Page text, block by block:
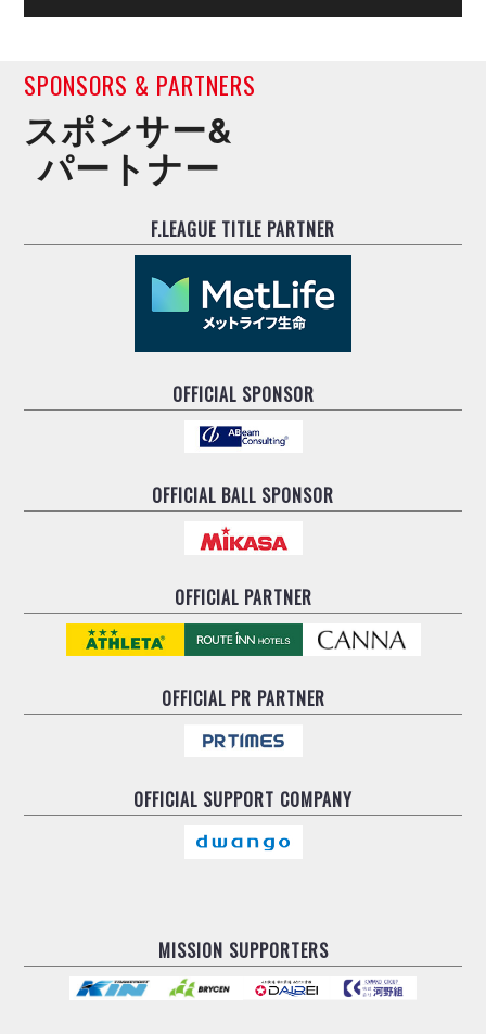
ボルクバレット北九州
選手の通算記録（Ｆ２）
ヴォスクオーレ仙台
リガーレヴィア葛飾
Y．S．C．C．横浜
ヴィンセドール白山
アグレミーナ浜松
ミラクルスマイル新居浜
SPONSORS & PARTNERS
スポンサー&
パートナー
F.LEAGUE TITLE PARTNER
OFFICIAL SPONSOR
OFFICIAL BALL SPONSOR
OFFICIAL PARTNER
OFFICIALPR PARTNER
OFFICIAL SUPPORT COMPANY
MISSION SUPPORTERS